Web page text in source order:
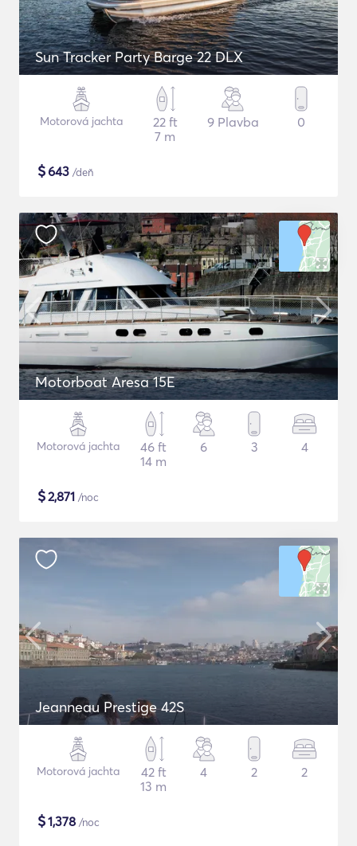
Sun Tracker Party Barge 22 DLX
Motorová jachta
22 ft
7 m
9 Plavba 0
$643 /deň
Motorboat Aresa 15E
Motorová jachta
46 ft
14 m
6 3 4
$2,871 /noc
Jeanneau Prestige 42S
Motorová jachta
42 ft
13 m
4 2 2
$1,378 /noc